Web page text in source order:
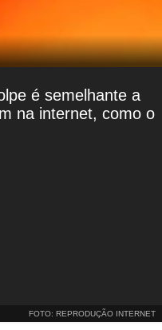
é semelhante a
na internet, como o
FOTO: REPRODUÇÃO INTERNET